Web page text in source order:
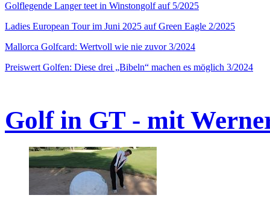
Golflegende Langer teet in Winstongolf auf 5/2025
Ladies European Tour im Juni 2025 auf Green Eagle 2/2025
Mallorca Golfcard: Wertvoll wie nie zuvor 3/2024
Preiswert Golfen: Diese drei „Bibeln“ machen es möglich 3/2024
Golf in GT - mit